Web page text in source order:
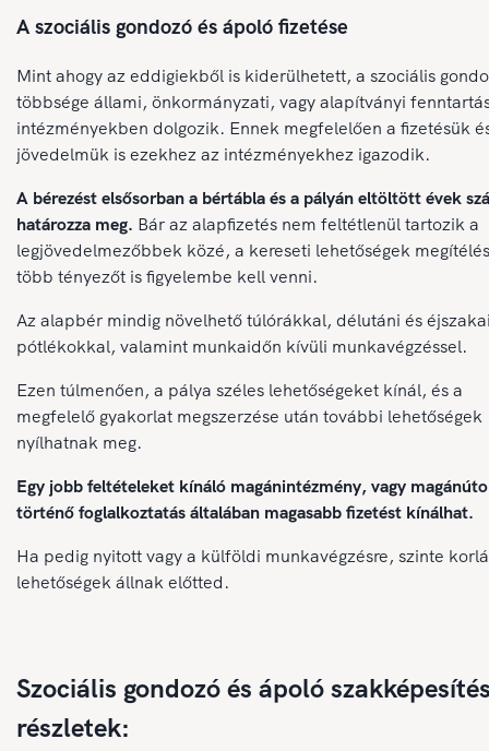
A szociális gondozó és ápoló fizetése
Mint ahogy az eddigiekből is kiderülhetett, a szociális
többsége állami, önkormányzati, vagy alapítványi
intézményekben dolgozik. Ennek megfelelően a fizetésük
jövedelmük is ezekhez az intézményekhez igazodik.
A bérezést elsősorban a bértábla és a pályán eltöltött évek
határozza meg. Bár az alapfizetés nem feltétlenül tartozik a
legjövedelmezőbbek közé, a kereseti lehetőségek
több tényezőt is figyelembe kell venni.
Az alapbér mindig növelhető túlórákkal, délutáni és
pótlékokkal, valamint munkaidőn kívüli munkavégzéssel.
Ezen túlmenően, a pálya széles lehetőségeket kínál, és a
megfelelő gyakorlat megszerzése után további lehetőségek
nyílhatnak meg.
Egy jobb feltételeket kínáló magánintézmény, vagy
történő foglalkoztatás általában magasabb fizetést kínálhat.
Ha pedig nyitott vagy a külföldi munkavégzésre, szinte
lehetőségek állnak előtted.
Szociális gondozó és ápoló
részletek: